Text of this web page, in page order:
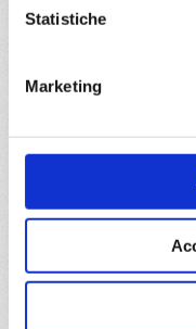
Statistiche
Marketing
Civitavecchia,